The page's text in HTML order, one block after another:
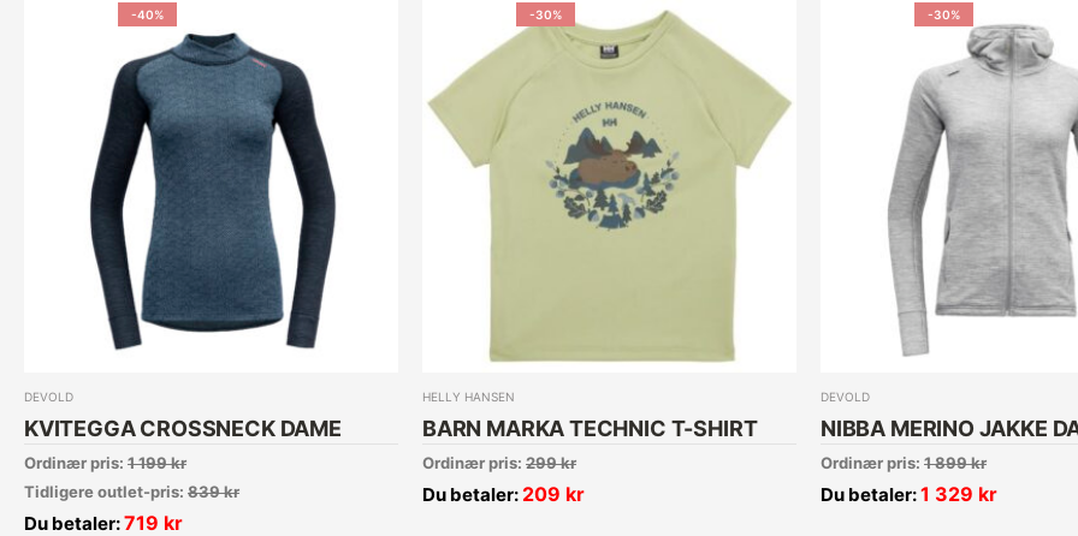
-40%
DEVOLD
KVITEGGA CROSSNECK DAME
Ordinær pris: 1 199kr
Tidligere outlet-pris: 839kr
Du betaler:719 kr
-30%
HELLY HANSEN
BARN MARKA TECHNIC T-SHIRT
Ordinær pris: 299kr
Du betaler: 209 kr
-30%
DEVOLD
NIBBA MERINO JAKKE
Ordinær pris: 1 899kr
Du betaler:1 329 kr